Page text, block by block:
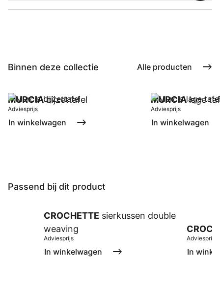
Binnen deze collectie Alle producten
MURCIAbijzettafel
Adviesprijs
In winkelwagen
MURCIAlage
Adviesprijs
In winkelwagen
Passend bij dit product
CROCHETTE sierkussen double
weaving
Adviesprijs
In winkelwagen
Adviesprijs
In